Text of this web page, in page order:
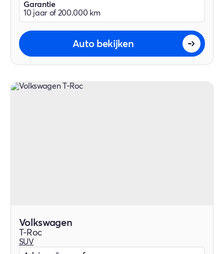
Garantie
10 jaar of 200.000 km
Auto bekijken
Volkswagen
T-Roc
SUV